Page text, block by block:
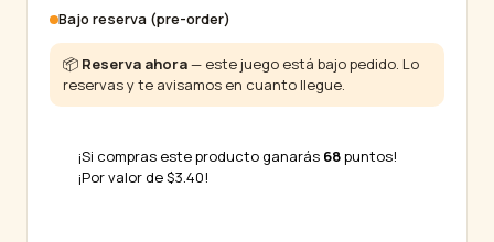
Bajo reserva (pre-order)
📦 Reserva ahora— este juego está bajo pedido. Lo
reservas y te avisamos en cuanto llegue.
¡Si compras este producto ganarás 68puntos!
¡Por valor de$3.40!